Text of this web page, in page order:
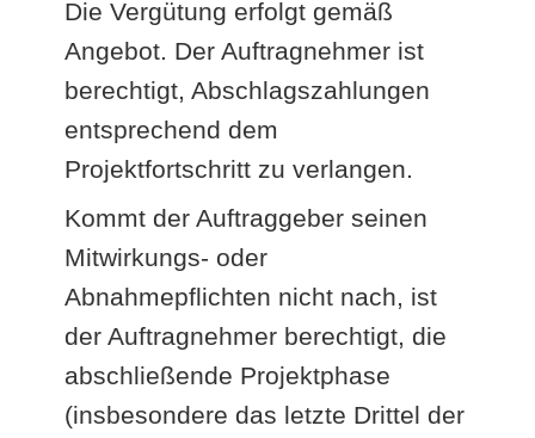
Die Vergütung erfolgt gemäß
Angebot. Der Auftragnehmer ist
berechtigt, Abschlagszahlungen
entsprechend dem
Projektfortschritt zu verlangen.
Kommt der Auftraggeber seinen
Mitwirkungs- oder
Abnahmepflichten nicht nach, ist
der Auftragnehmer berechtigt, die
abschließende Projektphase
(insbesondere das letzte Drittel der